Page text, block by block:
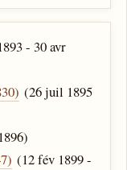
- 30 avr
(26 juil 1895
(12 fév 1899 -